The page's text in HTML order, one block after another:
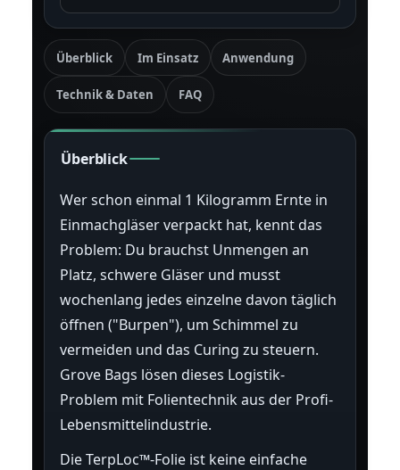
Überblick Im Einsatz Anwendung
Technik & Daten FAQ
Überblick
Wer schon einmal 1 Kilogramm Ernte in
Einmachgläser verpackt hat, kennt das
Problem: Du brauchst Unmengen an
Platz, schwere Gläser und musst
wochenlang jedes einzelne davon täglich
öffnen ("Burpen"), um Schimmel zu
vermeiden und das Curing zu steuern.
Grove Bags lösen dieses Logistik-
Problem mit Folientechnik aus der Profi-
Lebensmittelindustrie.
Die TerpLoc™-Folie ist keine einfache